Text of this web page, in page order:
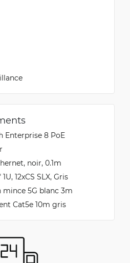
Enterprise 8 PoE
noir, 0.1m
12xCS SLX, Gris
5G blanc 3m
Cat5e 10m gris